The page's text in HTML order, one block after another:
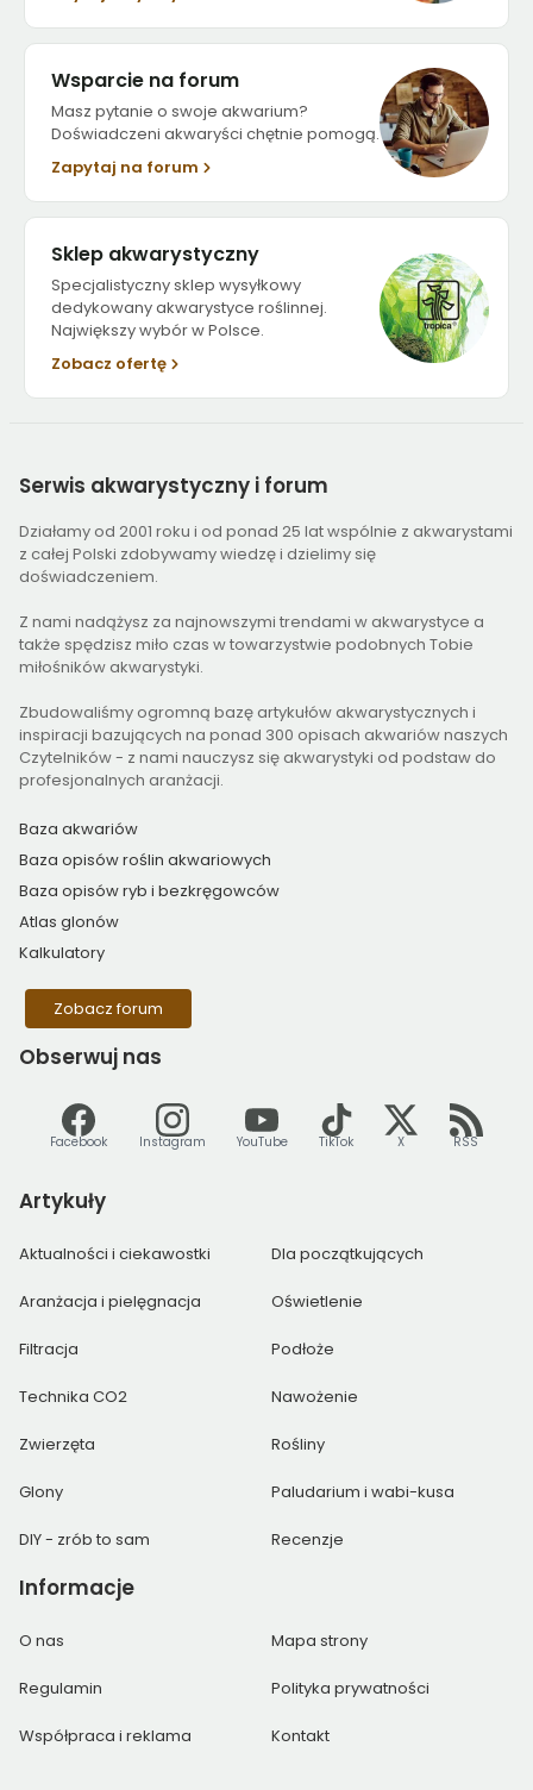
Wsparcie na forum
Masz pytanie o swoje akwarium?
Doświadczeni akwaryści chętnie pomogą.
Zapytaj na forum
Sklep akwarystyczny
Specjalistyczny sklep wysyłkowy
dedykowany akwarystyce roślinnej.
Największy wybór w Polsce.
Zobacz ofertę
Serwis akwarystyczny i forum
Działamy od 2001 roku i od ponad 25 lat wspólnie z akwarystami
z całej Polski zdobywamy wiedzę i dzielimy się
doświadczeniem.
Z nami nadążysz za najnowszymi trendami w akwarystyce a
także spędzisz miło czas w towarzystwie podobnych Tobie
miłośników akwarystyki.
Zbudowaliśmy ogromną bazę artykułów akwarystycznych i
inspiracji bazujących na ponad 300 opisach akwariów naszych
Czytelników - z nami nauczysz się akwarystyki od podstaw do
profesjonalnych aranżacji.
Baza akwariów
Baza opisów roślin akwariowych
Baza opisów ryb i bezkręgowców
Atlas glonów
Kalkulatory
Zobacz forum
Obserwuj nas
Facebook Instagram YouTube TikTok X RSS
Artykuły
Aktualności i ciekawostki Dla początkujących
Aranżacja i pielęgnacja Oświetlenie
Filtracja Podłoże
Technika CO2 Nawożenie
Zwierzęta Rośliny
Glony Paludarium i wabi-kusa
DIY - zrób to sam Recenzje
Informacje
O nas Mapa strony
Regulamin Polityka prywatności
Współpraca i reklama Kontakt